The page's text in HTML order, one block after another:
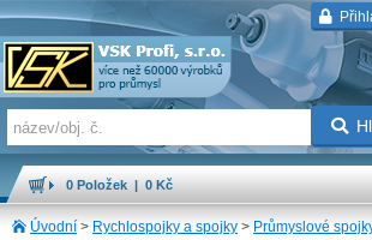
0 Položek | 0 Kč
Úvodní > Rychlospojky a spojky > Průmyslové